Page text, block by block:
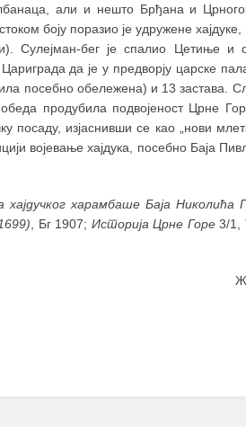
али и нешто Брђана и
боју поразио је удружене
Сулејман-бег је спалио Цетиње и
да је у предворју царске
посебно обележена) и 13 застава.
продубила подвојеност Црне
посаду, изјаснивши се као „нови
војевање хајдука, посебно Баја
харамбаше Баја Николића
1699) , Бг 1907; Историја Црне Горе3/1,